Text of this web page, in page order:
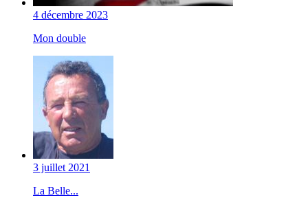
4 décembre 2023
Mon double
3 juillet 2021
La Belle...